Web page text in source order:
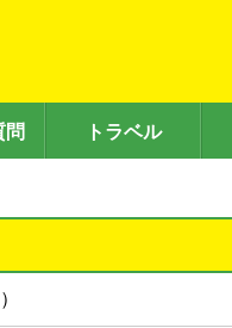
問 トラベル